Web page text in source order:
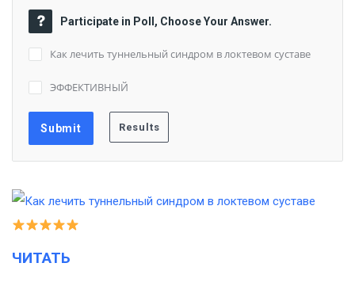
Participate in Poll, Choose Your Answer.
Как лечить туннельный синдром в локтевом суставе
ЭФФЕКТИВНЫЙ
ЧИТАТЬ